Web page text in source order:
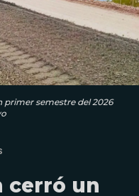
primer semestre del 2026
cerró un